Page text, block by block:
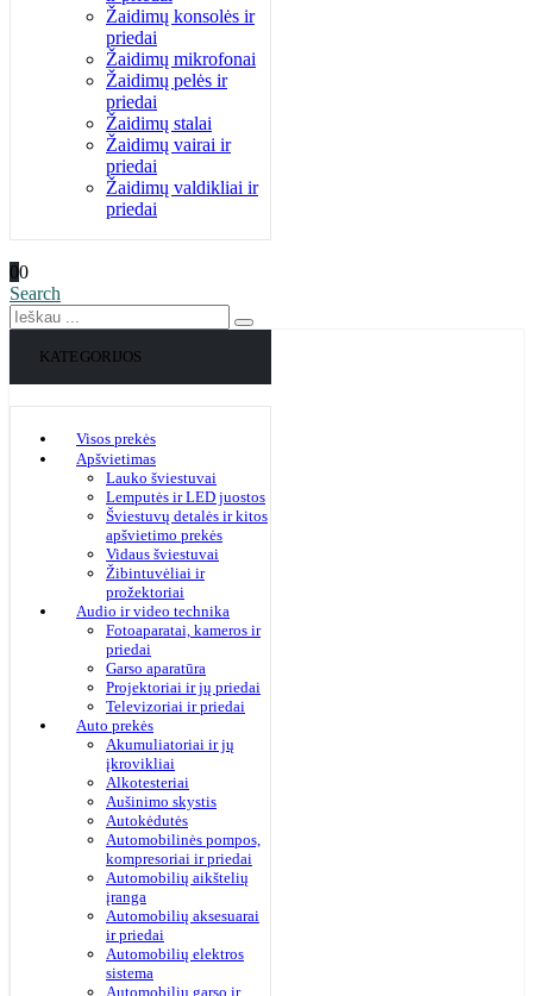
Žaidimų konsolės ir
priedai
Žaidimų mikrofonai
Žaidimų pelės ir
priedai
Žaidimų stalai
Žaidimų vairai ir
priedai
Žaidimų valdikliai ir
priedai
00
Search
KATEGORIJOS
Visos prekės
Apšvietimas
Lauko šviestuvai
Lemputės ir LED juostos
Šviestuvų detalės ir kitos
apšvietimo prekės
Vidaus šviestuvai
Žibintuvėliai ir
prožektoriai
Audio ir video technika
Fotoaparatai, kameros ir
priedai
Garso aparatūra
Projektoriai ir jų priedai
Televizoriai ir priedai
Auto prekės
Akumuliatoriai ir jų
įkrovikliai
Alkotesteriai
Aušinimo skystis
Autokėdutės
Automobilinės pompos,
kompresoriai ir priedai
Automobilių aikštelių
įranga
Automobilių aksesuarai
ir priedai
Automobilių elektros
sistema
Automobilių garso ir